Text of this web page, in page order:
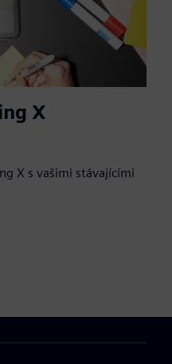
X
X s vašimi stávajícími